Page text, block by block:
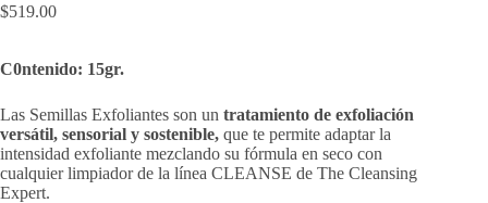
$519.00
C0ntenido: 15gr.
Las Semillas Exfoliantes son un tratamiento de exfoliación
versátil, sensorial y sostenible, que te permite adaptar la
intensidad exfoliante mezclando su fórmula en seco con
cualquier limpiador de la línea CLEANSE de The Cleansing
Expert.